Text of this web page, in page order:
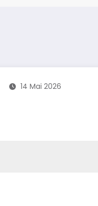
14 Mai 2026